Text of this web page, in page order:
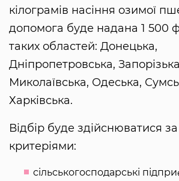
кілограмів насіння озимої
допомога буде надана 1 500
таких областей: Донецька,
Дніпропетровська,
Миколаївська, Одеська,
Харківська.
Відбір буде здійснюватися
критеріями:
сільськогосподарські